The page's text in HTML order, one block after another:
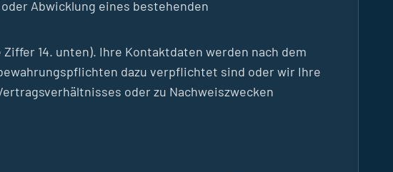
Abwicklung eines bestehenden
14. unten). Ihre Kontaktdaten werden nach dem
dazu verpflichtet sind oder wir Ihre
oder zu Nachweiszwecken